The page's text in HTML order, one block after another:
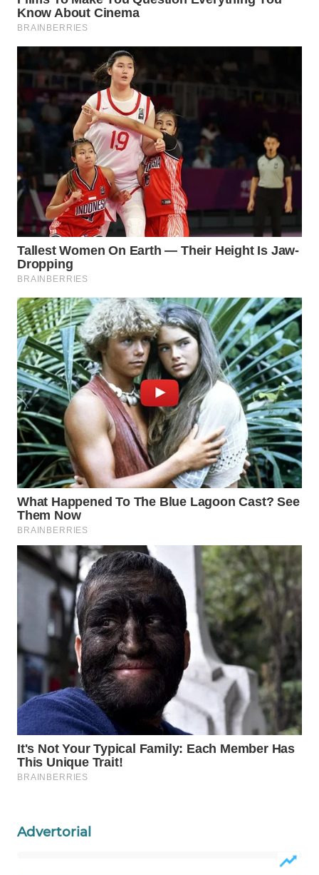
Advertorial
WN
WN
BINTAN
WN
MANDALIKA
WN
LIKUPANG
WN
LABUANBAJO
WN
BORNEO
Wahana
Media
Group
WAHANA
NEWS
WAHANA
TANI
WAHANA
ADVOKAT
WAHANA
INFRASTRUKTUR
WAHANA
KONSUMEN
WAHANA
LISTRIK
WAHANA
TRAVEL
WAHANA
TV
ID